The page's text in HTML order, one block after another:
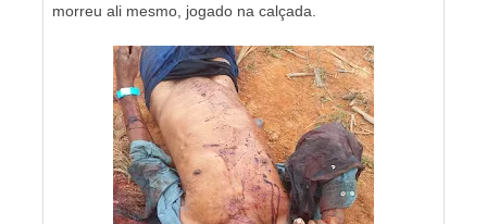
morreu ali mesmo, jogado na calçada.